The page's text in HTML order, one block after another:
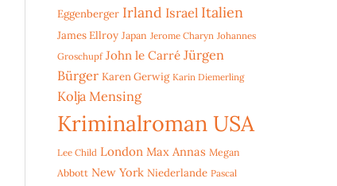
Eggenberger Irland Israel Italien
James Ellroy Japan Jerome Charyn Johannes
Groschupf John le Carré Jürgen
Bürger Karen Gerwig Karin Diemerling
Kolja Mensing
Kriminalroman USA
Lee Child London Max Annas Megan
Abbott New York Niederlande Pascal